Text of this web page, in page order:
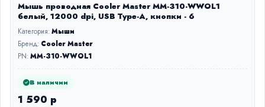
Мышь проводная Cooler Master MM-310-WWOL1
белый, 12000 dpi, USB Type-A, кнопки - 6
Категория:Мыши
Бренд: Cooler Master
PN:MM-310-WWOL1
В наличии
1 590 р